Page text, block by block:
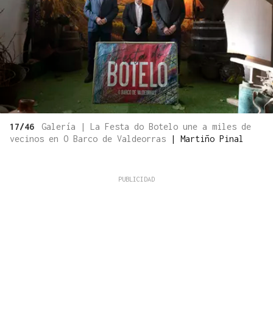
17/46
Galería | La Festa do Botelo une a miles de
vecinos en O Barco de Valdeorras
| Martiño Pinal